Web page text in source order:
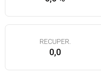
RECUPER.
0,0